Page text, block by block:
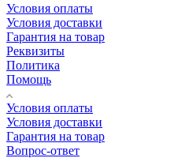
Условия оплаты
Условия доставки
Гарантия на товар
Реквизиты
Политика
Помощь
Условия оплаты
Условия доставки
Гарантия на товар
Вопрос-ответ